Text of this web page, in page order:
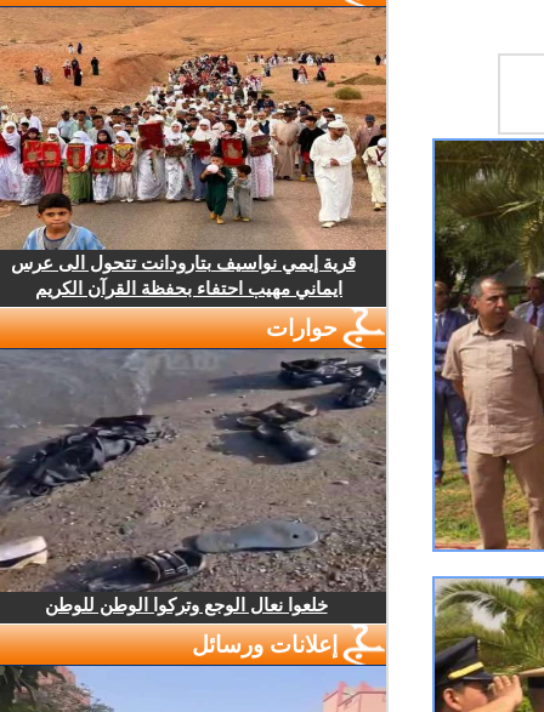
قرية إيمي نواسيف بتارودانت تتحول الى عرس
ايماني مهيب احتفاء بحفظة القرآن الكريم
حوارات
خلعوا نعال الوجع وتركوا الوطن للوطن
إعلانات ورسائل